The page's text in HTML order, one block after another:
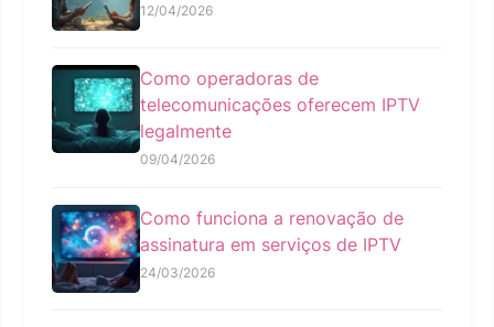
12/04/2026
Como operadoras de
telecomunicações oferecem IPTV
legalmente
09/04/2026
Como funciona a renovação de
assinatura em serviços de IPTV
24/03/2026